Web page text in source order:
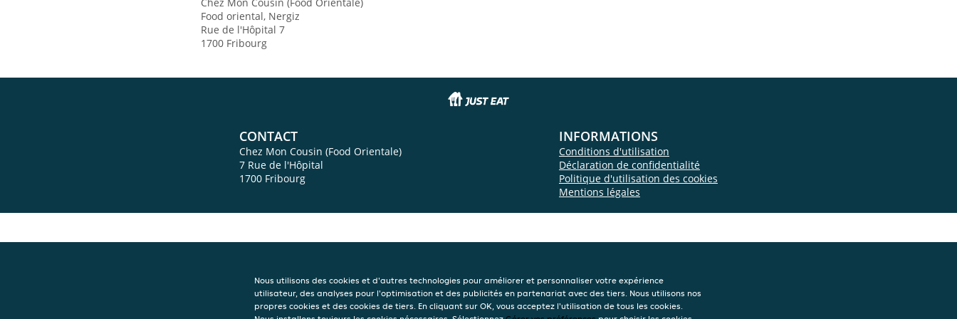
Food oriental, Nergiz
Rue de l'Hôpital 7
1700 Fribourg
CONTACT
Chez Mon Cousin (Food Orientale)
7 Rue de l'Hôpital
1700 Fribourg
INFORMATIONS
Conditions d'utilisation
Déclaration de confidentialité
Politique d'utilisation des cookies
Mentions légales
Nous utilisons des cookies et d'autres technologies pour améliorer et personnaliser votre expérience
utilisateur, des analyses pour l'optimisation et des publicités en partenariat avec des tiers. Nous utilisons nos
propres cookies et des cookies de tiers. En cliquant sur OK, vous acceptez l'utilisation de tous les cookies.